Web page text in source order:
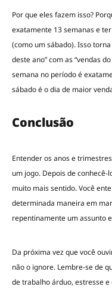
Por que eles fazem isso?
exatamente 13 semanas e
(como um sábado). Isso
deste ano” com as “vendas
semana no período é
sábado é o dia de maior
Conclusão
Entender os anos e
um jogo. Depois de
muito mais sentido. Você
determinada maneira em
repentinamente um assunto
Da próxima vez que você
não o ignore. Lembre-se de
de trabalho árduo, estresse